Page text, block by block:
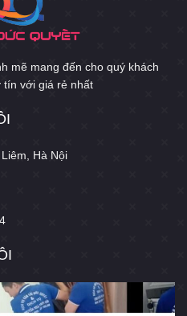
mẽ mang đến cho quý khách
tín với giá rẻ nhất
Hà Nội